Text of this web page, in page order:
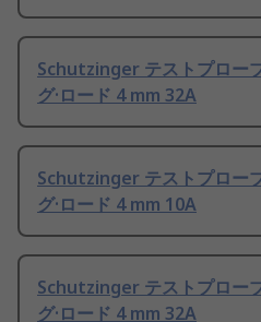
Schutzinger テストプロー
グ·ロード 4 mm 32A
Schutzinger テストプロー
グ·ロード 4 mm 10A
Schutzinger テストプロー
グ·ロード 4 mm 32A